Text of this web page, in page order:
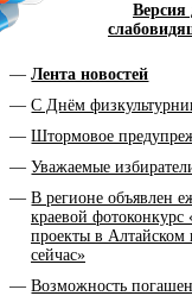
Версия
Лента новостей
С Днём
Штормовое
Уважаемые
В регионе объявлен
краевой
проекты в Алтайском
сейчас»
Возможность